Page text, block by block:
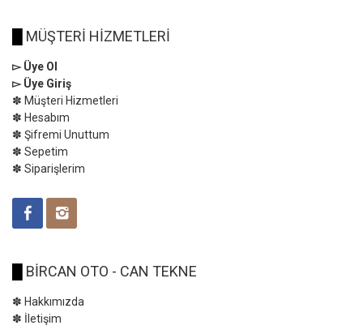
MÜŞTERİ HİZMETLERİ
▻ Üye Ol
▻ Üye Giriş
✽ Müşteri Hizmetleri
✽ Hesabım
✽ Şifremi Unuttum
✽ Sepetim
✽ Siparişlerim
BİRCAN OTO - CAN TEKNE
✽ Hakkımızda
✽ İletişim